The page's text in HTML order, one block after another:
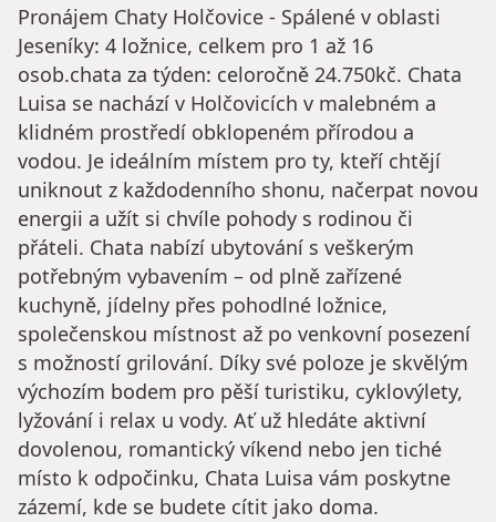
Pronájem Chaty Holčovice - Spálené v oblasti
Jeseníky: 4 ložnice, celkem pro 1 až 16
osob.chata za týden: celoročně 24.750kč. Chata
Luisa se nachází v Holčovicích v malebném a
klidném prostředí obklopeném přírodou a
vodou. Je ideálním místem pro ty, kteří chtějí
uniknout z každodenního shonu, načerpat novou
energii a užít si chvíle pohody s rodinou či
přáteli. Chata nabízí ubytování s veškerým
potřebným vybavením – od plně zařízené
kuchyně, jídelny přes pohodlné ložnice,
společenskou místnost až po venkovní posezení
s možností grilování. Díky své poloze je skvělým
výchozím bodem pro pěší turistiku, cyklovýlety,
lyžování i relax u vody. Ať už hledáte aktivní
dovolenou, romantický víkend nebo jen tiché
místo k odpočinku, Chata Luisa vám poskytne
zázemí, kde se budete cítit jako doma.